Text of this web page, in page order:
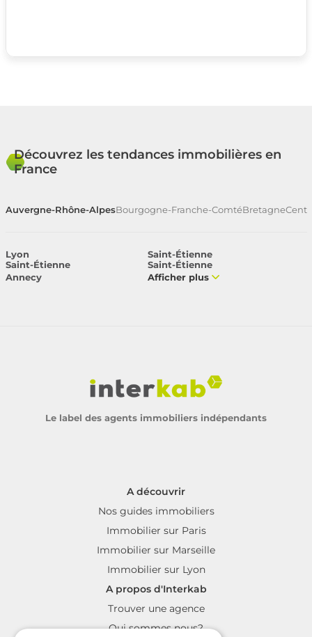
Découvrez les tendances immobilières en
France
Auvergne-Rhône-AlpesBourgogne-Franche-ComtéBretagne
Lyon
Saint-Étienne
Saint-Étienne
Saint-Étienne
Annecy
Afficher plus
Le label des agents immobiliers indépendants
A découvrir
Nos guides immobiliers
Immobilier sur Paris
Immobilier sur Marseille
Immobilier sur Lyon
A propos d'Interkab
Trouver une agence
Qui sommes nous?